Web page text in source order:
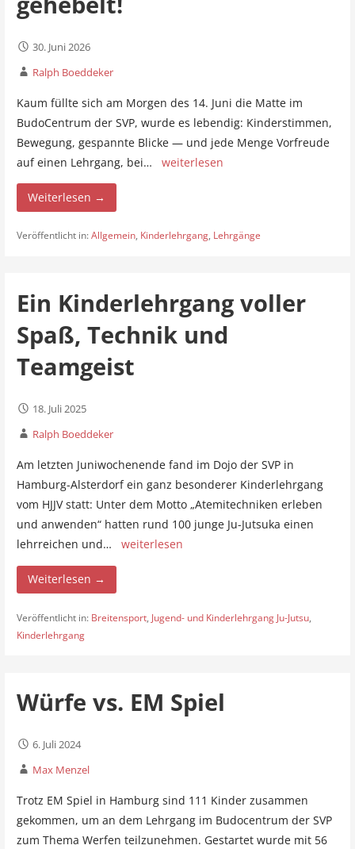
30. Juni 2026
Ralph Boeddeker
Kaum füllte sich am Morgen des 14. Juni die Matte im
BudoCentrum der SVP, wurde es lebendig: Kinderstimmen,
Bewegung, gespannte Blicke — und jede Menge Vorfreude
auf einen Lehrgang, bei… weiterlesen
Weiterlesen →
Veröffentlicht in:Allgemein, Kinderlehrgang, Lehrgänge
Ein Kinderlehrgang voller
Spaß, Technik und
Teamgeist
18. Juli 2025
Ralph Boeddeker
Am letzten Juniwochenende fand im Dojo der SVP in
Hamburg-Alsterdorf ein ganz besonderer Kinderlehrgang
vom HJJV statt: Unter dem Motto „Atemitechniken erleben
und anwenden“ hatten rund 100 junge Ju-Jutsuka einen
lehrreichen und… weiterlesen
Weiterlesen →
Veröffentlicht in: Breitensport, Jugend- und Kinderlehrgang Ju-Jutsu,
Kinderlehrgang
Würfe vs. EM Spiel
6. Juli 2024
Max Menzel
Trotz EM Spiel in Hamburg sind 111 Kinder zusammen
gekommen, um an dem Lehrgang im Budocentrum der SVP
zum Thema Werfen teilzunehmen. Gestartet wurde mit 56